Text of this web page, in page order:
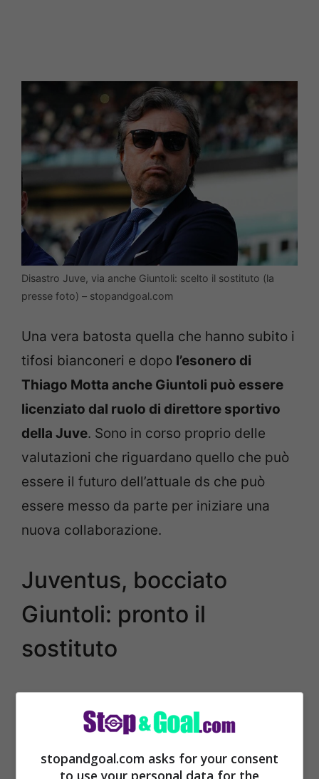
Disastro Juve, via anche Giuntoli: scelto il sostituto (la
presse foto) – stopandgoal.com
Una vera batosta quella che hanno subito i
tifosi bianconeri e dopo l’esonero di
Thiago Motta anche Giuntoli può essere
licenziato dal ruolo di direttore sportivo
della Juve. Sono in corso proprio delle
valutazioni che riguardano quello che può
essere il futuro dell’attuale ds che può
essere messo da parte per iniziare una
nuova collaborazione.
Juventus, bocciato
Giuntoli: pronto il
sostituto
stopandgoal.com asks for your consent
to use your personal data for the